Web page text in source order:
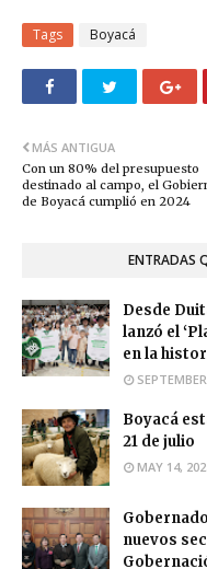
Tags Boyacá
MÁS ANTIGUA
Con un 80% del presupuesto
destinado al campo, el
de Boyacá cumplió en 2024
ENTRADAS
Desde
lanzó el
en la
Boyacá
21 de julio
MAY 14,
nuevos